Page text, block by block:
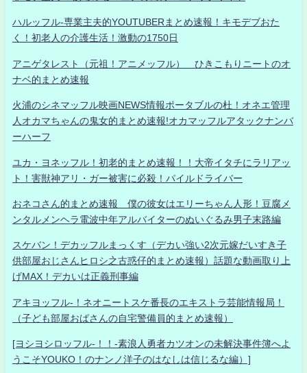
ハルッフル-専業主夫的YOUTUBERまとめ速報！キモデブおた
く！初老人の介護生活！激動の1750日
アニゲタレスト（元祖！アニメッフル） ひきこもりニートのオ
ナベ的まとめ速報
火浦のシネマッフル映画NEWS情報ポータブルの杜！オネエ管理
人オカマちゃんの鬼女的まとめ速報!オカマッフルアタックナンバ
ーハーフ
ユカ・ヨネッフル！初老的まとめ速報！！大帝イタチにラリアッ
ト！害獣神アリ・ガー被害に必殺！パイルドライバー
おネコさん的まとめ速報 僕の彼女はエリーちゃん人形！豆腐メ
ンタルメンヘラ電波中年アルバイターのぬいぐるみ男子末路編
スケバン！デカッフルまっくす（デカい強い2次元嫁だいすき子
供部屋おじさんヒロシ之古惑仔的まとめ速報）話題な動画取り上
げMAX！デカいは正義刑事編
アキヨッフル-！ネオニートスケ番長のエキストラ芸能情報局！
（子ども部屋おばさんの自宅警備員的まとめ速報）
[ヨシヨシロッフル-！！-素浪人勇者カツオンの未解決事件簿へよ
うこそYOUKO！のナンノ洋子のはなしは信じるな編）]